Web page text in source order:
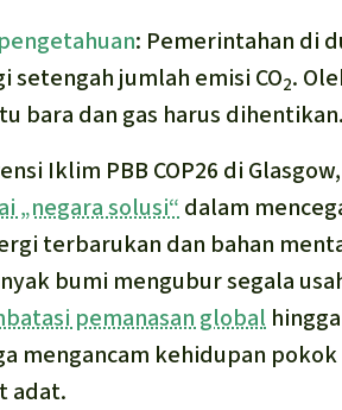
: Pemerintahan di
setengah jumlah emisi CO2.
bara dan gas harus
Iklim PBB COP26 di
„negara solusi“ dalam
terbarukan dan bahan
bumi mengubur segala
pemanasan global
mengancam kehidupan
adat.